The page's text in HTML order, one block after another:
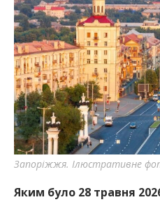
Запоріжжя. Ілюстративне
Яким було 28 травня